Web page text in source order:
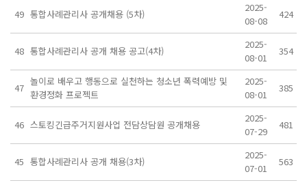
49 통합사례관리사 공개채용 (5차)
2025-
08-08
424
48 통합사례관리사 공개 채용 공고(4차)
2025-
08-01
354
47
놀이로 배우고 행동으로 실천하는 청소년 폭력예방 및
환경정화 프로젝트
2025-
08-01
385
46 스토킹긴급주거지원사업 전담상담원 공개채용
2025-
07-29
481
45 통합사례관리사 공개 채용(3차)
2025-
07-01
563